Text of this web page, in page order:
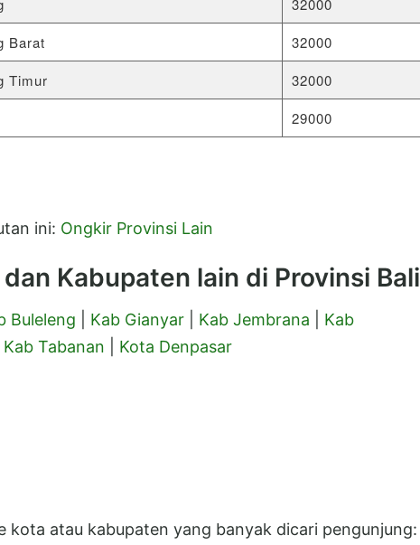
Barat
32000
Timur
32000
29000
ini: Ongkir Provinsi Lain
Kabupaten lain di Provinsi Bali
Buleleng Kab Gianyar Kab Jembrana
Kab
Kab Tabanan Kota Denpasar
kota atau kabupaten yang banyak dicari pengunjung: